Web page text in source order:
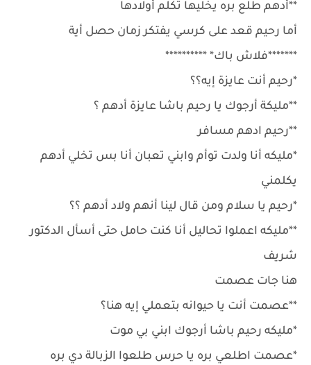
**أدهم طلع بره يخليها تكلم أولادها
أما رحيم قعد على كرسي يفتكر زمان حصل أية
*******فلاش باك* **********
*رحيم أنت عايزة إيه؟؟
**مليكة أرجوك يا رحيم باشا عايزة أدهم ؟
**رحيم ادهم مسافر
*مليكه أنا ولدت توأم وابني تعبان أنا بس تخلي أدهم
يكلمني
*رحيم يا سلام ومن قال لينا أنهم ولاد أدهم ؟؟
**مليكه اعملوا تحاليل أنا كنت حامل حتى أسأل الدكتور
شريف
هنا جات عصمت
**عصمت أنت يا حيوانه بتعملي إيه هنا؟
*مليكه رحيم باشا أرجوك ابني بي موت
*عصمت اطلعي بره يا حرس طلعوا الزبالة دي بره